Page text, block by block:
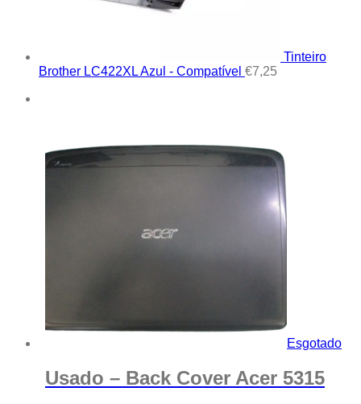
Tinteiro
Brother LC422XL Azul - Compatível €7,25
Esgotado
Usado – Back Cover Acer 5315